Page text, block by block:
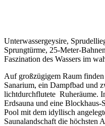
Unterwassergeysire,
Sprungtürme, 25-Meter-
Faszination des Wassers im
Auf großzügigem Raum
Sanarium, ein Dampfbad und
lichtdurchflutete Ruheräume.
Erdsauna und eine
Pool mit dem idyllisch
Saunalandschaft die höchsten